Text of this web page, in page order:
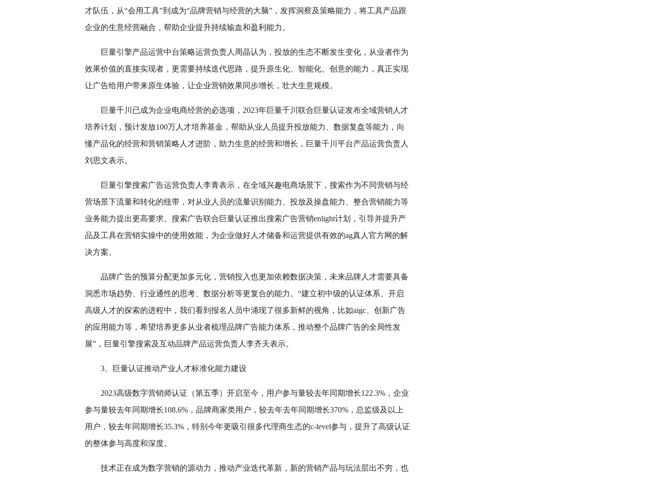
才队伍，从“会用工具”到成为“品牌营销与经营的大脑”，发挥洞察及策略能力，将工具产品跟
企业的生意经营融合，帮助企业提升持续输血和盈利能力。
巨量引擎产品运营中台策略运营负责人周晶认为，投放的生态不断发生变化，从业者作为
效果价值的直接实现者，更需要持续迭代思路，提升原生化、智能化、创意的能力，真正实现
让广告给用户带来原生体验，让企业营销效果同步增长，壮大生意规模。
巨量千川已成为企业电商经营的必选项，2023年巨量千川联合巨量认证发布全域营销人才
培养计划，预计发放100万人才培养基金，帮助从业人员提升投放能力、数据复盘等能力，向
懂产品化的经营和营销策略人才进阶，助力生意的经营和增长，巨量千川平台产品运营负责人
刘思文表示。
巨量引擎搜索广告运营负责人李青表示，在全域兴趣电商场景下，搜索作为不同营销与经
营场景下流量和转化的纽带，对从业人员的流量识别能力、投放及操盘能力、整合营销能力等
业务能力提出更高要求。搜索广告联合巨量认证推出搜索广告营销enlight计划，引导并提升产
品及工具在营销实操中的使用效能，为企业做好人才储备和运营提供有效的ag真人官方网的解
决方案。
品牌广告的预算分配更加多元化，营销投入也更加依赖数据决策，未来品牌人才需要具备
洞悉市场趋势、行业通性的思考、数据分析等更复合的能力。“建立初中级的认证体系、开启
高级人才的探索的进程中，我们看到报名人员中涌现了很多新鲜的视角，比如aigc、创新广告
的应用能力等，希望培养更多从业者梳理品牌广告能力体系，推动整个品牌广告的全局性发
展”，巨量引擎搜索及互动品牌产品运营负责人李齐天表示。
3、巨量认证推动产业人才标准化能力建设
2023高级数字营销师认证（第五季）开启至今，用户参与量较去年同期增长122.3%，企业
参与量较去年同期增长108.6%，品牌商家类用户，较去年去年同期增长370%，总监级及以上
用户，较去年同期增长35.3%，特别今年更吸引很多代理商生态的c-level参与，提升了高级认证
的整体参与高度和深度。
技术正在成为数字营销的源动力，推动产业迭代革新，新的营销产品与玩法层出不穷，也